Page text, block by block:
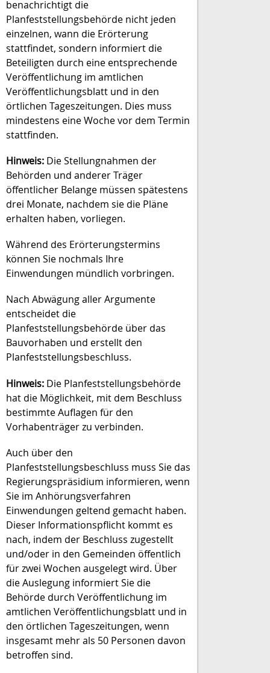
benachrichtigt die
Planfeststellungsbehörde nicht jeden
einzelnen, wann die Erörterung
stattfindet, sondern informiert die
Beteiligten durch eine entsprechende
Veröffentlichung im amtlichen
Veröffentlichungsblatt und in den
örtlichen Tageszeitungen. Dies muss
mindestens eine Woche vor dem Termin
stattfinden.
Hinweis: Die Stellungnahmen der
Behörden und anderer Träger
öffentlicher Belange müssen spätestens
drei Monate, nachdem sie die Pläne
erhalten haben, vorliegen.
Während des Erörterungstermins
können Sie nochmals Ihre
Einwendungen mündlich vorbringen.
Nach Abwägung aller Argumente
entscheidet die
Planfeststellungsbehörde über das
Bauvorhaben und erstellt den
Planfeststellungsbeschluss.
Hinweis: Die Planfeststellungsbehörde
hat die Möglichkeit, mit dem Beschluss
bestimmte Auflagen für den
Vorhabenträger zu verbinden.
Auch über den
Planfeststellungsbeschluss muss Sie das
Regierungspräsidium informieren, wenn
Sie im Anhörungsverfahren
Einwendungen geltend gemacht haben.
Dieser Informationspflicht kommt es
nach, indem der Beschluss zugestellt
und/oder in den Gemeinden öffentlich
für zwei Wochen ausgelegt wird. Über
die Auslegung informiert Sie die
Behörde durch Veröffentlichung im
amtlichen Veröffentlichungsblatt und in
den örtlichen Tageszeitungen, wenn
insgesamt mehr als 50 Personen davon
betroffen sind.